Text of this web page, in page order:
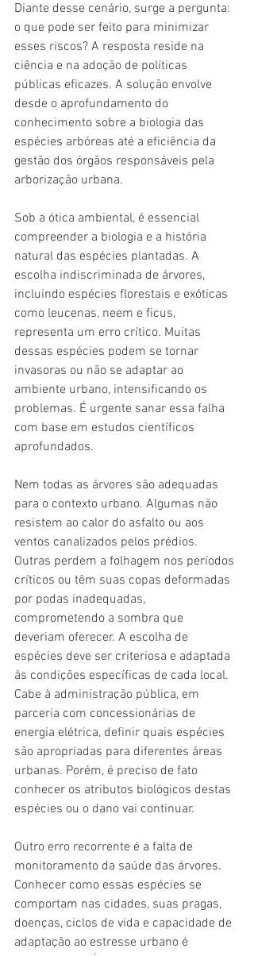
Diante desse cenário, surge a pergunta:
o que pode ser feito para minimizar
esses riscos? A resposta reside na
ciência e na adoção de políticas
públicas eficazes. A solução envolve
desde o aprofundamento do
conhecimento sobre a biologia das
espécies arbóreas até a eficiência da
gestão dos órgãos responsáveis pela
arborização urbana.
Sob a ótica ambiental, é essencial
compreender a biologia e a história
natural das espécies plantadas. A
escolha indiscriminada de árvores,
incluindo espécies florestais e exóticas
como leucenas, neem e ficus,
representa um erro crítico. Muitas
dessas espécies podem se tornar
invasoras ou não se adaptar ao
ambiente urbano, intensificando os
problemas. É urgente sanar essa falha
com base em estudos científicos
aprofundados.
Nem todas as árvores são adequadas
para o contexto urbano. Algumas não
resistem ao calor do asfalto ou aos
ventos canalizados pelos prédios.
Outras perdem a folhagem nos períodos
críticos ou têm suas copas deformadas
por podas inadequadas,
comprometendo a sombra que
deveriam oferecer. A escolha de
espécies deve ser criteriosa e adaptada
às condições específicas de cada local.
Cabe à administração pública, em
parceria com concessionárias de
energia elétrica, definir quais espécies
são apropriadas para diferentes áreas
urbanas. Porém, é preciso de fato
conhecer os atributos biológicos destas
espécies ou o dano vai continuar.
Outro erro recorrente é a falta de
monitoramento da saúde das árvores.
Conhecer como essas espécies se
comportam nas cidades, suas pragas,
doenças, ciclos de vida e capacidade de
adaptação ao estresse urbano é